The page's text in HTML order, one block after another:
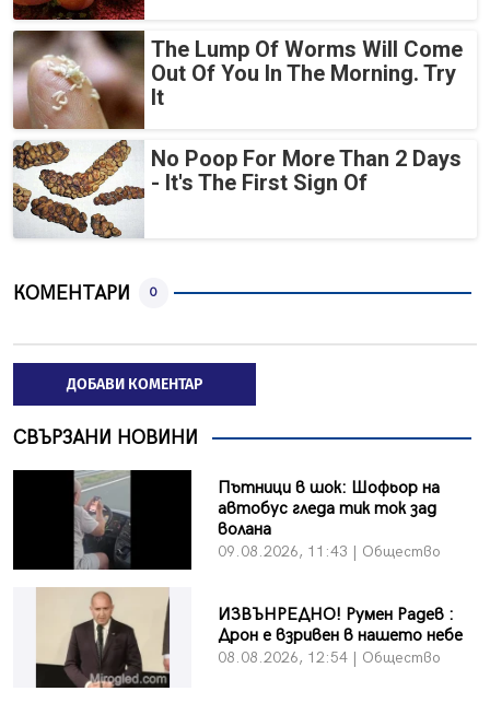
The Lump Of Worms Will Come
Out Of You In The Morning. Try
It
No Poop For More Than 2 Days
- It's The First Sign Of
КОМЕНТАРИ 0
ДОБАВИ КОМЕНТАР
СВЪРЗАНИ НОВИНИ
Пътници в шок: Шофьор на
автобус гледа тик ток зад
волана
09.08.2026, 11:43 | Общество
ИЗВЪНРЕДНО! Румен Радев :
Дрон е взривен в нашето небе
08.08.2026, 12:54 | Общество